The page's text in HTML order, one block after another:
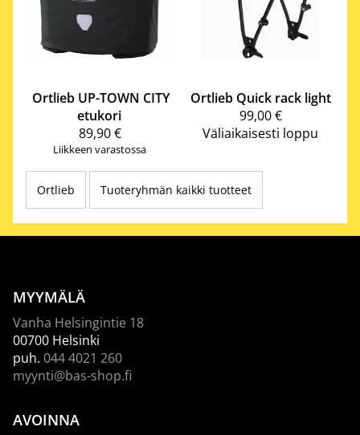
Ortlieb UP-TOWN CITY
etukori
89,90 €
Liikkeen varastossa
Ortlieb Quick rack light
99,00 €
Väliaikaisesti loppu
Ortlieb Tuoteryhmän kaikki tuotteet
MYYMÄLÄ
Vanha Helsingintie 18
00700 Helsinki
puh. 044 4021 260
myynti@bas-shop.fi
AVOINNA